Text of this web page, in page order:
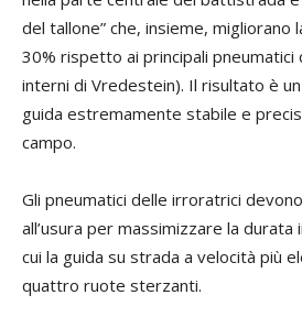
del tallone” che, insieme, migliorano
30% rispetto ai principali
interni di Vredestein). Il risultato è
guida estremamente stabile e
campo.
Gli pneumatici delle irroratrici
all’usura per massimizzare la durata
cui la guida su strada a velocità più
quattro ruote sterzanti.